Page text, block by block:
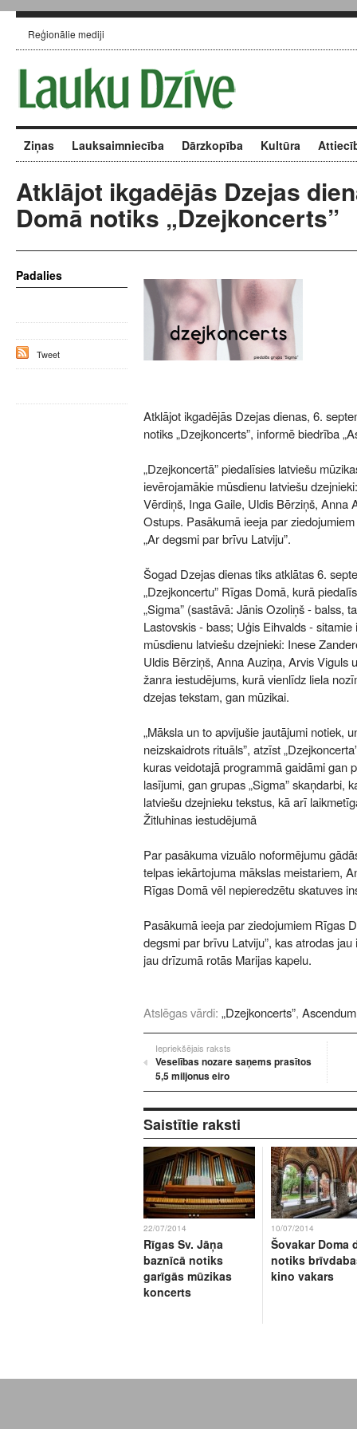
Reģionālie mediji
Ziņas Lauksaimniecība Dārzkopība Kultūra
Atklājot ikgadējās Dzejas
Domā notiks „Dzejkoncerts”
Atklājot ikgadējās Dzejas dienas, 6.
notiks „Dzejkoncerts”, informē biedrība
„Dzejkoncertā” piedalīsies latviešu
ievērojamākie mūsdienu latviešu
Vērdiņš, Inga Gaile, Uldis Bērziņš, Anna
Ostups. Pasākumā ieeja par
„Ar degsmi par brīvu Latviju”.
Šogad Dzejas dienas tiks atklātas 6.
„Dzejkoncertu” Rīgas Domā, kurā
„Sigma” (sastāvā: Jānis Ozoliņš - balss,
Lastovskis - bass; Uģis Eihvalds -
mūsdienu latviešu dzejnieki: Inese
Uldis Bērziņš, Anna Auziņa, Arvis Viguls
žanra iestudējums, kurā vienlīdz liela
dzejas tekstam, gan mūzikai.
„Māksla un to apvijušie jautājumi notiek,
neizskaidrots rituāls”, atzīst
kuras veidotajā programmā gaidāmi gan
lasījumi, gan grupas „Sigma” skaņdarbi,
latviešu dzejnieku tekstus, kā arī
Žitluhinas iestudējumā
Par pasākuma vizuālo noformējumu
telpas iekārtojuma mākslas meistariem,
Rīgas Domā vēl nepieredzētu skatuves
Pasākumā ieeja par ziedojumiem Rīgas
degsmi par brīvu Latviju”, kas atrodas
jau drīzumā rotās Marijas kapelu.
Atslēgas vārdi: „Dzejkoncerts”, Ascendum
Iepriekšējais raksts
Veselības nozare saņems prasītos
5,5 miljonus eiro
Saistītie raksti
22/07/2014
Rīgas Sv. Jāņa
baznīcā notiks
garīgās mūzikas
koncerts
10/07/2014
Šovakar Doma
notiks
kino vakars
Padalies
Tweet